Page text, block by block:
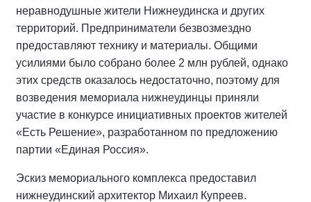
неравнодушные жители Нижнеудинска и других
территорий. Предприниматели безвозмездно
предоставляют технику и материалы. Общими
усилиями было собрано более 2 млн рублей, однако
этих средств оказалось недостаточно, поэтому для
возведения мемориала нижнеудинцы приняли
участие в конкурсе инициативных проектов жителей
«Есть Решение», разработанном по предложению
партии «Единая Россия».
Эскиз мемориального комплекса предоставил
нижнеудинский архитектор Михаил Купреев.